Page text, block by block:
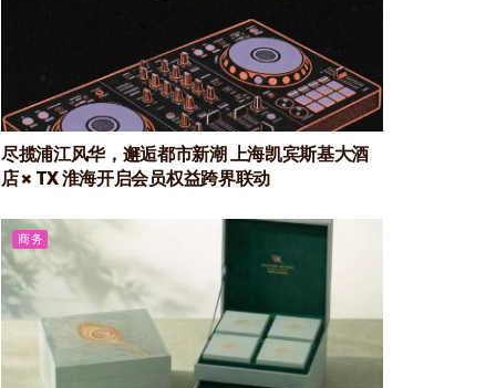
尽揽浦江风华，邂逅都市新潮 上海凯宾斯基大酒
店 × TX 淮海开启会员权益跨界联动
商务